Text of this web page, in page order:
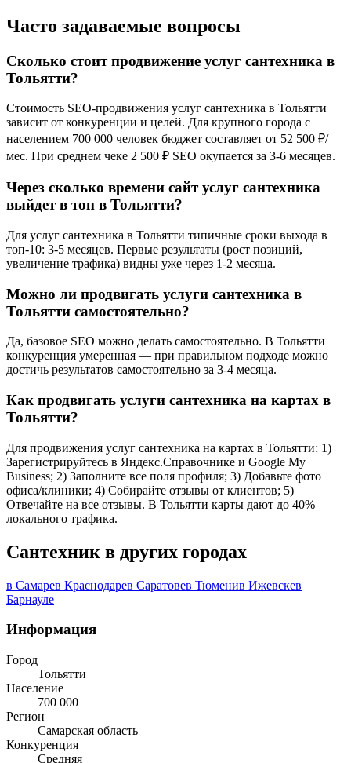
Часто задаваемые вопросы
Сколько стоит продвижение услуг сантехника в
Тольятти?
Стоимость SEO-продвижения услуг сантехника в Тольятти
зависит от конкуренции и целей. Для крупного города с
населением 700 000 человек бюджет составляет от 52 500 ₽/
мес. При среднем чеке 2 500 ₽ SEO окупается за 3-6 месяцев.
Через сколько времени сайт услуг сантехника
выйдет в топ в Тольятти?
Для услуг сантехника в Тольятти типичные сроки выхода в
топ-10: 3-5 месяцев. Первые результаты (рост позиций,
увеличение трафика) видны уже через 1-2 месяца.
Можно ли продвигать услуги сантехника в
Тольятти самостоятельно?
Да, базовое SEO можно делать самостоятельно. В Тольятти
конкуренция умеренная — при правильном подходе можно
достичь результатов самостоятельно за 3-4 месяца.
Как продвигать услуги сантехника на картах в
Тольятти?
Для продвижения услуг сантехника на картах в Тольятти: 1)
Зарегистрируйтесь в Яндекс.Справочнике и Google My
Business; 2) Заполните все поля профиля; 3) Добавьте фото
офиса/клиники; 4) Собирайте отзывы от клиентов; 5)
Отвечайте на все отзывы. В Тольятти карты дают до 40%
локального трафика.
Сантехник в других городах
в Самарев Краснодарев Саратовев Тюменив Ижевскев
Барнауле
Информация
Город
Тольятти
Население
700 000
Регион
Самарская область
Конкуренция
Средняя